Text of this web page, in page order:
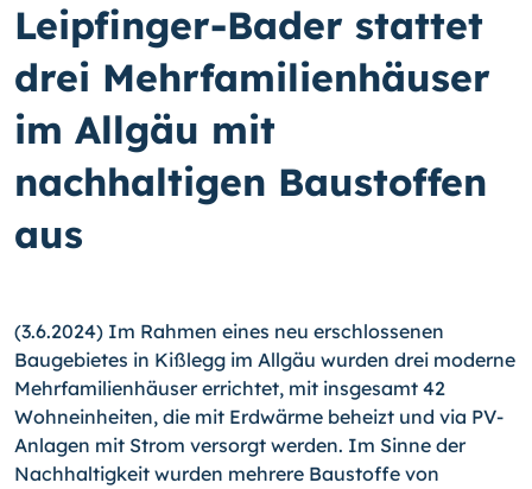
Leipfinger-Bader stattet
drei Mehrfamilienhäuser
im Allgäu mit
nachhaltigen Baustoffen
aus
(3.6.2024) Im Rahmen eines neu erschlossenen
Baugebietes in Kißlegg im Allgäu wurden drei moderne
Mehrfamilienhäuser errichtet, mit insgesamt 42
Wohneinheiten, die mit Erdwärme beheizt und via PV-
Anlagen mit Strom versorgt werden. Im Sinne der
Nachhaltigkeit wurden mehrere Baustoffe von